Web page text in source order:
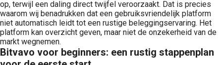
op, terwijl een daling direct twijfel veroorzaakt. Dat is precies
waarom wij benadrukken dat een gebruiksvriendelijk platform
niet automatisch leidt tot een rustige beleggingservaring. Het
platform kan overzicht geven, maar niet de onzekerheid van de
markt wegnemen.
Bitvavo voor beginners: een rustig stappenplan